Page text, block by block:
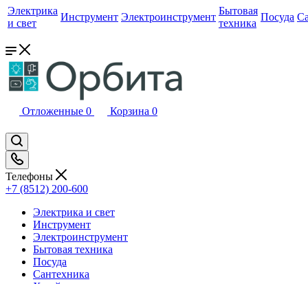
Электрика
и свет
Инструмент Электроинструмент
Бытовая
техника
Посуда
Отложенные 0 Корзина 0
Телефоны
+7 (8512) 200-600
Электрика и свет
Инструмент
Электроинструмент
Бытовая техника
Посуда
Сантехника